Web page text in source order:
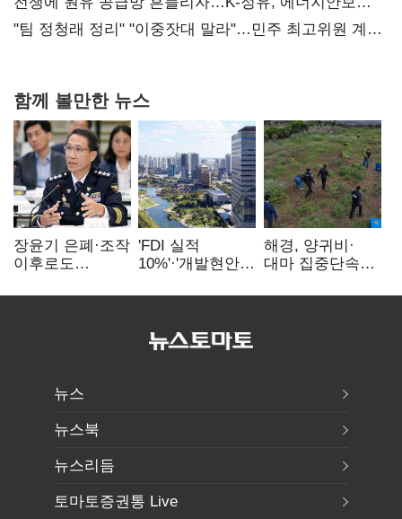
핵심으로 재부상
"팀 정청래 정리" "이중잣대 말라"…민주 최고위원 계파
함께 볼만한 뉴스
장윤기 은폐·조작
이후로도
내부비위…경찰
'FDI 실적
10%'·'개발현안
인천경제청장
해경, 양귀비·
대마 집중단속…
249명 검거
뉴스
뉴스북
뉴스리듬
토마토증권통 Live